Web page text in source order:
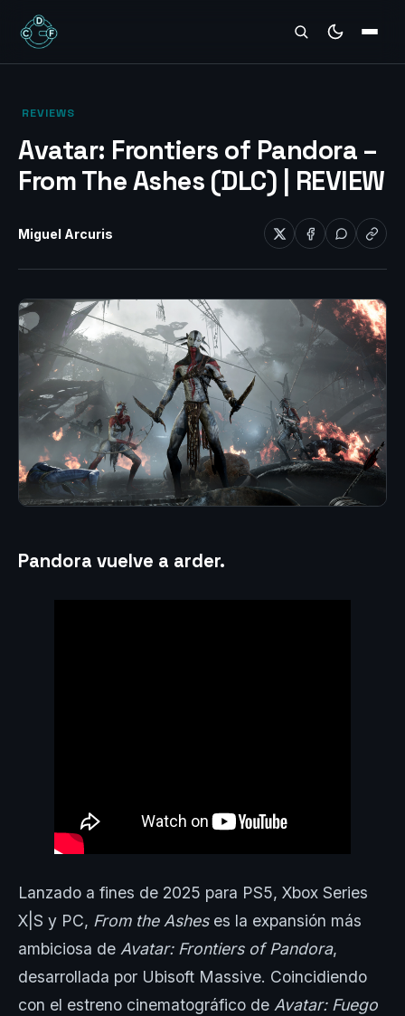
REVIEWS
‎ REVIEWS‎
Avatar: Frontiers of Pandora –
From The Ashes (DLC) | REVIEW
Miguel Arcuris
Pandora vuelve a arder.
Lanzado a fines de 2025 para PS5, Xbox Series
X|S y PC, From the Asheses la expansión más
ambiciosa de Avatar: Frontiers of Pandora,
desarrollada por Ubisoft Massive. Coincidiendo
con el estreno cinematográfico de Avatar: Fuego